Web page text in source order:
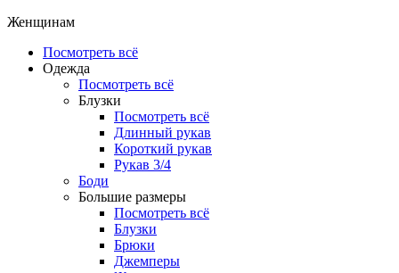
Женщинам
Посмотреть всё
Одежда
Посмотреть всё
Блузки
Посмотреть всё
Длинный рукав
Короткий рукав
Рукав 3/4
Боди
Большие размеры
Посмотреть всё
Блузки
Брюки
Джемперы